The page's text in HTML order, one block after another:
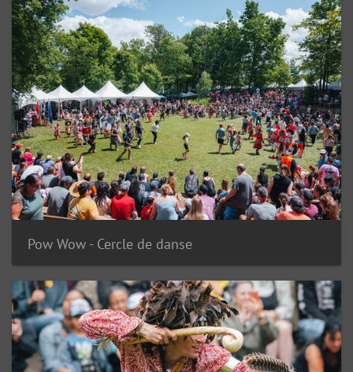
Pow Wow - Cercle de danse